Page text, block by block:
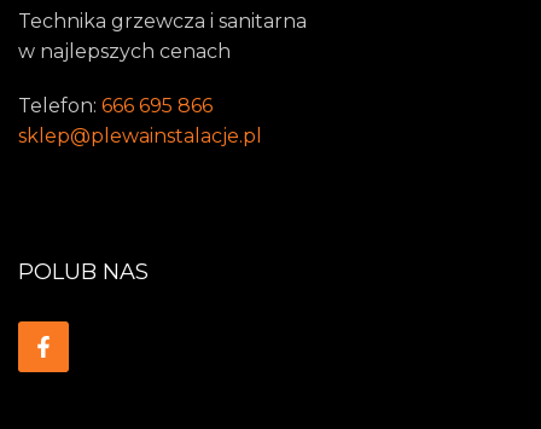
Technika grzewcza i sanitarna
w najlepszych cenach
Telefon: 666 695 866
sklep@plewainstalacje.pl
POLUB NAS